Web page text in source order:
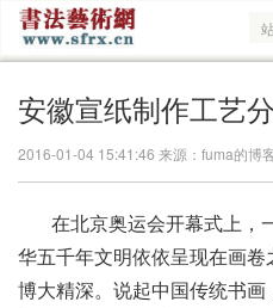
安徽宣纸制作工艺
2016-01-04 15:41:46 来源：fuma的博
在北京奥运会开幕式上，
华五千年文明依依呈现在画
博大精深。说起中国传统书画